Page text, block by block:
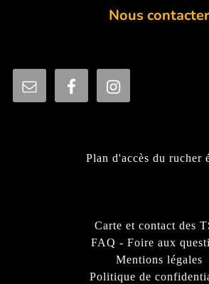
Nous contacter
Plan d'accès du rucher
Carte et contact des
FAQ - Foire aux
Mentions légales
Politique de